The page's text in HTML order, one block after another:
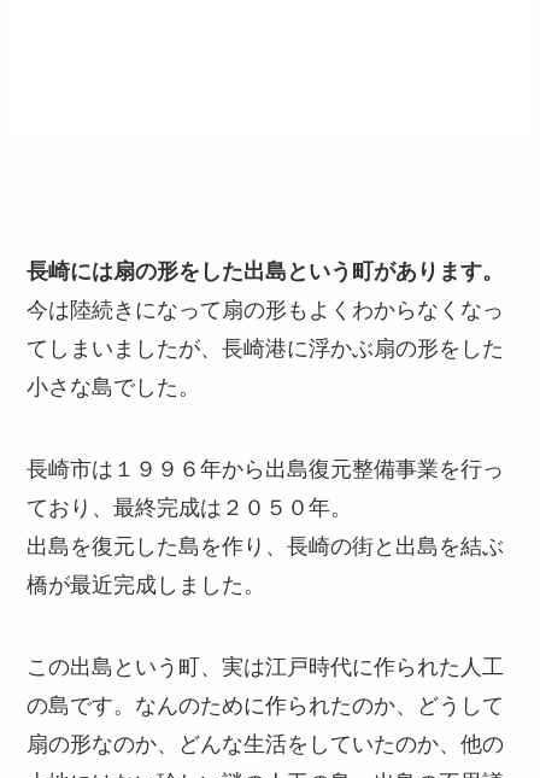
長崎には扇の形をした出島という町があります。
今は陸続きになって扇の形もよくわからなくなっ
てしまいましたが、長崎港に浮かぶ扇の形をした
小さな島でした。
長崎市は１９９６年から出島復元整備事業を行っ
ており、最終完成は２０５０年。
出島を復元した島を作り、長崎の街と出島を結ぶ
橋が最近完成しました。
この出島という町、実は江戸時代に作られた人工
の島です。なんのために作られたのか、どうして
扇の形なのか、どんな生活をしていたのか、他の